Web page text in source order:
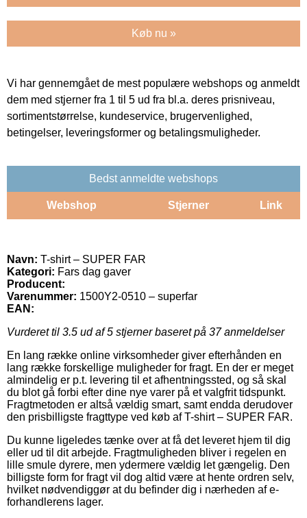
Køb nu »
Vi har gennemgået de mest populære webshops og anmeldt
dem med stjerner fra 1 til 5 ud fra bl.a. deres prisniveau,
sortimentstørrelse, kundeservice, brugervenlighed,
betingelser, leveringsformer og betalingsmuligheder.
Bedst anmeldte webshops
Webshop Stjerner Link
Navn: T-shirt – SUPER FAR
Kategori: Fars dag gaver
Producent:
Varenummer: 1500Y2-0510 – superfar
EAN:
Vurderet til 3.5 ud af 5 stjerner baseret på 37anmeldelser
En lang række online virksomheder giver efterhånden en
lang række forskellige muligheder for fragt. En der er meget
almindelig er p.t. levering til et afhentningssted, og så skal
du blot gå forbi efter dine nye varer på et valgfrit tidspunkt.
Fragtmetoden er altså vældig smart, samt endda derudover
den prisbilligste fragttype ved køb af T-shirt – SUPER FAR.
Du kunne ligeledes tænke over at få det leveret hjem til dig
eller ud til dit arbejde. Fragtmuligheden bliver i regelen en
lille smule dyrere, men ydermere vældig let gængelig. Den
billigste form for fragt vil dog altid være at hente ordren selv,
hvilket nødvendiggør at du befinder dig i nærheden af e-
forhandlerens lager.